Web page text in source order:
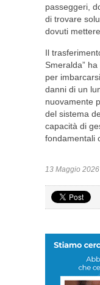
passeggeri,
di trovare
dovuti
Il
Smeralda”
per
danni di un
nuovamente
del sistema
capacità di
fondamentali
13 Maggio 2026